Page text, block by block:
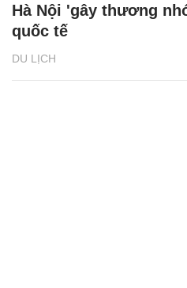
DU LỊCH
Hà Nội 'gây thương
quốc tế